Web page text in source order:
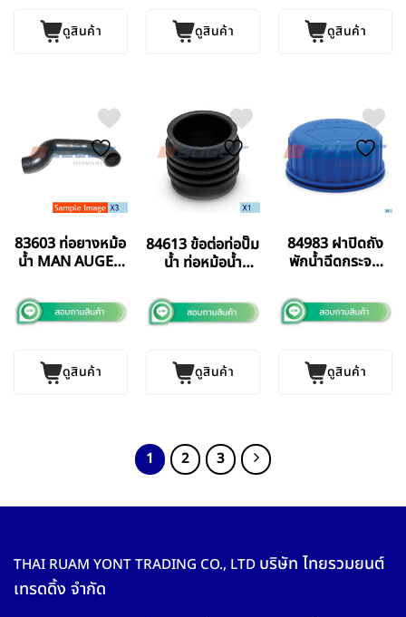
ดูสินค้า ดูสินค้า ดูสินค้า
83603 ท่อยางหม้อ
น้ำ MAN AUGER
ดูสินค้า
84613 ข้อต่อท่อปั๊ม
น้ำ ท่อหม้อน้ำ
ดูสินค้า
84983 ฝาปิดถัง
พักน้ำฉีดกระจก
AUGER
GERMANY แท้
ดูสินค้า
1 2 3
THAI RUAM YONT TRADING CO., LTD บริษัท ไทยรวมยนต์
เทรดดิ้ง จำกัด